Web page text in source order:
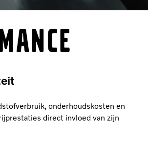
onderhoudskosten en
direct invloed van zijn